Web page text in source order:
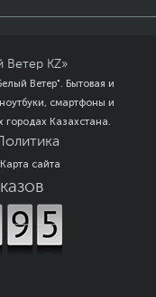
KZ»
Ветер". Бытовая и
смартфоны и
городах Казахстана.
Карта сайта